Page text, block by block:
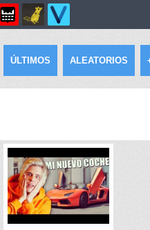
ÚLTIMOS ALEATORIOS